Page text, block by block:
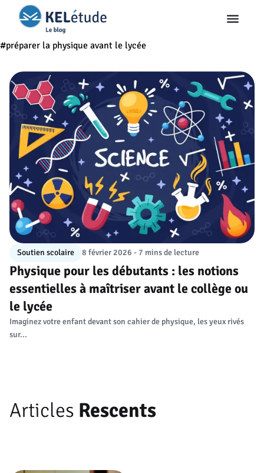
#préparer la physique avant le lycée
Soutien scolaire 8 février 2026 - 7 mins de lecture
Physique pour les débutants : les notions
essentielles à maîtriser avant le collège ou
le lycée
Imaginez votre enfant devant son cahier de physique, les yeux rivés
sur...
Articles Rescents